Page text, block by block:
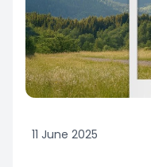
11 June 2025